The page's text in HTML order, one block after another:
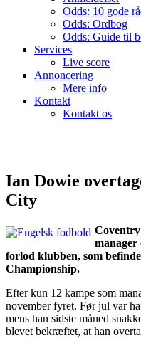
Odds: 10 gode
Odds: Ordbog
Odds: Guide til
Services
Live score
Annoncering
Mere info
Kontakt
Kontakt os
Ian Dowie
City
manager
forlod klubben, som
Championship.
Efter kun 12 kampe som
november fyret. Før jul var
mens han sidste måned
blevet bekræftet, at han